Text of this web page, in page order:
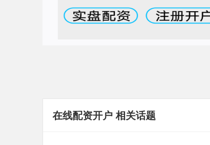
在线配资开户 相关话题